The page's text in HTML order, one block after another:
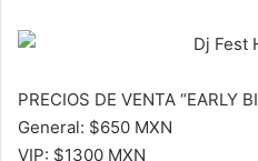
PRECIOS DE VENTA “EARLY
General: $650 MXN
VIP: $1300 MXN